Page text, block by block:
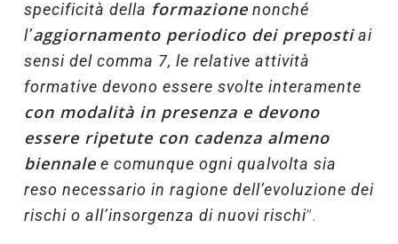
specificità della formazionenonché
l’aggiornamento periodico dei prepostiai
sensi del comma 7, le relative attività
formative devono essere svolte interamente
con modalità in presenza e devono
essere ripetute con cadenza almeno
biennalee comunque ogni qualvolta sia
reso necessario in ragione dell’evoluzione dei
rischi o all’insorgenza di nuovi rischi”.